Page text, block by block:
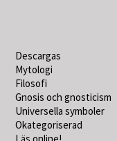
Descargas
Mytologi
Filosofi
Gnosis och gnosticism
Universella symboler
Okategoriserad